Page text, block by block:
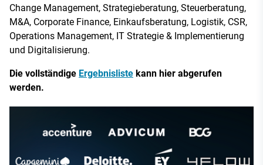
Change Management, Strategieberatung, Steuerberatung,
M&A, Corporate Finance, Einkaufsberatung, Logistik, CSR,
Operations Management, IT Strategie & Implementierung
und Digitalisierung.
Die vollständige Ergebnisliste kann hier abgerufen
werden.